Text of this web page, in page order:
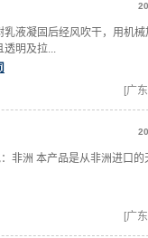
液凝固后经风吹干，用机械
透明及拉...
[广
非洲 本产品是从非洲进口的
[广